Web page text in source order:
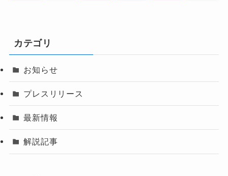
カテゴリ
お知らせ
プレスリリース
最新情報
解説記事